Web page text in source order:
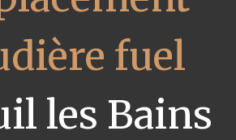
fuel
les Bains